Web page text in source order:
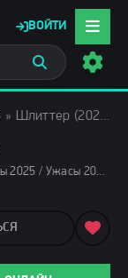
ВОЙТИ
» Шлиттер (2025)
Фильмы 2025 / Триллеры 2025 / Ужасы 2025 / Зарубежные фильмы 2025 / Новинки кино 2025 / Последние фильмы 2025 / Популярные фильмы / Смотреть фильмы онлайн